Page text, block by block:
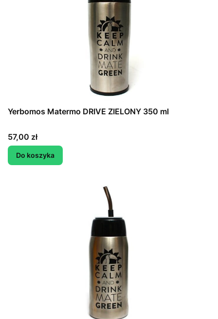
Yerbomos Matermo DRIVE ZIELONY 350 ml
Cena
57,00 zł
Do koszyka